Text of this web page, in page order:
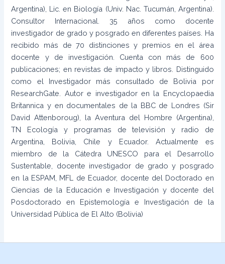
Argentina), Lic. en Biología (Univ. Nac. Tucumán, Argentina).
Consultor Internacional. 35 años como docente
investigador de grado y posgrado en diferentes países. Ha
recibido más de 70 distinciones y premios en el área
docente y de investigación. Cuenta con más de 600
publicaciones; en revistas de impacto y libros. Distinguido
como el Investigador más consultado de Bolivia por
ResearchGate. Autor e investigador en la Encyclopaedia
Britannica y en documentales de la BBC de Londres (Sir
David Attenboroug), la Aventura del Hombre (Argentina),
TN Ecología y programas de televisión y radio de
Argentina, Bolivia, Chile y Ecuador. Actualmente es
miembro de la Cátedra UNESCO para el Desarrollo
Sustentable, docente investigador de grado y posgrado
en la ESPAM, MFL de Ecuador, docente del Doctorado en
Ciencias de la Educación e Investigación y docente del
Posdoctorado en Epistemología e Investigación de la
Universidad Pública de El Alto (Bolivia)